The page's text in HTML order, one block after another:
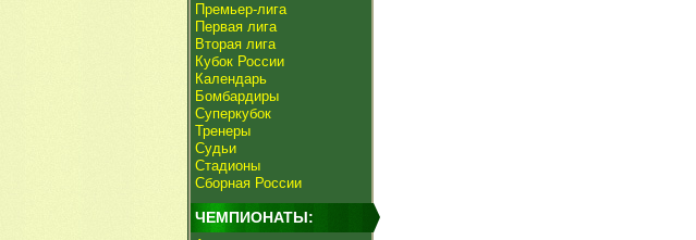
Премьер-лига
Первая лига
Вторая лига
Кубок России
Календарь
Бомбардиры
Суперкубок
Тренеры
Судьи
Стадионы
Сборная России
ЧЕМПИОНАТЫ: